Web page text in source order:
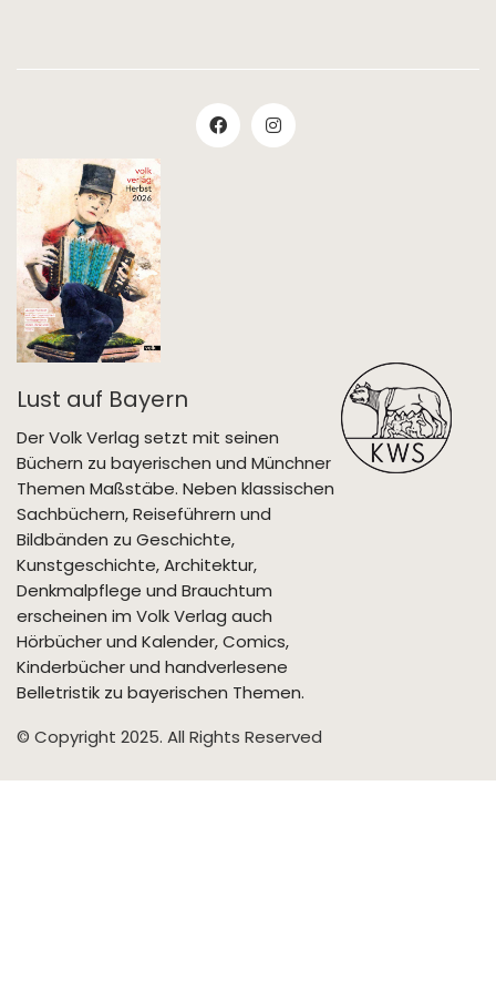
Lust auf Bayern
Der Volk Verlag setzt mit seinen
Büchern zu bayerischen und Münchner
Themen Maßstäbe. Neben klassischen
Sachbüchern, Reiseführern und
Bildbänden zu Geschichte,
Kunstgeschichte, Architektur,
Denkmalpflege und Brauchtum
erscheinen im Volk Verlag auch
Hörbücher und Kalender, Comics,
Kinderbücher und handverlesene
Belletristik zu bayerischen Themen.
© Copyright 2025. All Rights Reserved